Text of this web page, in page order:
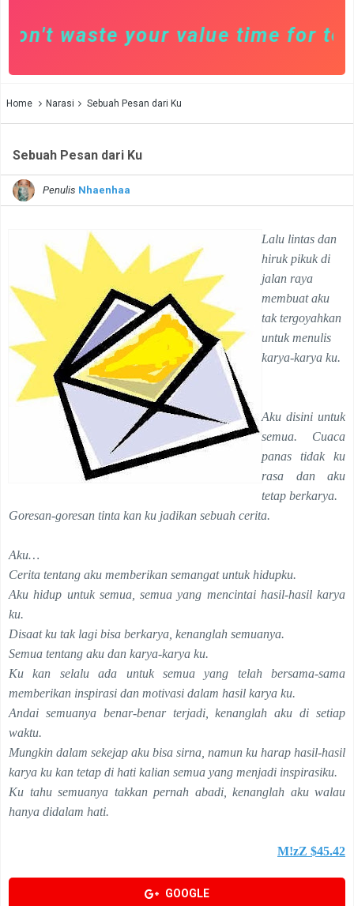
waste your value time for
Home Narasi Sebuah Pesan dari Ku
Sebuah Pesan dari Ku
Penulis Nhaenhaa
Lalu lintas dan
hiruk pikuk di
jalan raya
membuat aku
tak tergoyahkan
untuk menulis
karya-karya ku.
Aku disini untuk
semua. Cuaca
panas tidak ku
rasa dan aku
tetap berkarya.
Goresan-goresan tinta kan ku jadikan sebuah cerita.
Aku…
Cerita tentang aku memberikan semangat untuk hidupku.
Aku hidup untuk semua, semua yang mencintai hasil-hasil karya
ku.
Disaat ku tak lagi bisa berkarya, kenanglah semuanya.
Semua tentang aku dan karya-karya ku.
Ku kan selalu ada untuk semua yang telah bersama-sama
memberikan inspirasi dan motivasi dalam hasil karya ku.
Andai semuanya benar-benar terjadi, kenanglah aku di setiap
waktu.
Mungkin dalam sekejap aku bisa sirna, namun ku harap hasil-hasil
karya ku kan tetap di hati kalian semua yang menjadi inspirasiku.
Ku tahu semuanya takkan pernah abadi, kenanglah aku walau
hanya didalam hati.
M!zZ $45.42
GOOGLE